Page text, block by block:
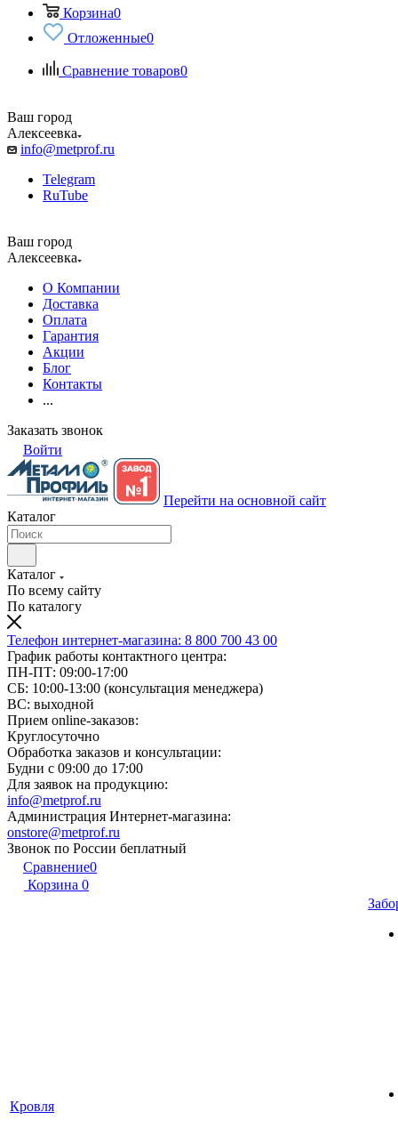
Корзина0
Отложенные0
Сравнение товаров0
Ваш город
Алексеевка
info@metprof.ru
Telegram
RuTube
Ваш город
Алексеевка
О Компании
Доставка
Оплата
Гарантия
Акции
Блог
Контакты
...
Заказать звонок
Войти
Перейти на основной сайт
Каталог
Каталог
По всему сайту
По каталогу
Телефон интернет-магазина: 8 800 700 43 00
График работы контактного центра:
ПН-ПТ: 09:00-17:00
СБ: 10:00-13:00 (консультация менеджера)
ВС: выходной
Прием online-заказов:
Круглосуточно
Обработка заказов и консультации:
Будни с 09:00 до 17:00
Для заявок на продукцию:
info@metprof.ru
Администрация Интернет-магазина:
onstore@metprof.ru
Звонок по России беплатный
Сравнение0
Корзина 0
Кровля